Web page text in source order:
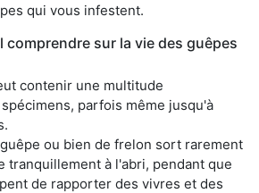
qui vous infestent.
comprendre sur la vie des guêpes
contenir une multitude
parfois même jusqu'à
ou bien de frelon sort rarement
tranquillement à l'abri, pendant que
de rapporter des vivres et des